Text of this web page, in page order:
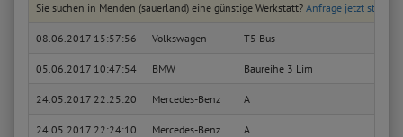
Sie suchen in Menden (sauerland) eine günstige Werkstatt? Anfrage jetzt stellen
08.06.2017 15:57:56 Volkswagen T5 Bus
05.06.2017 10:47:54 BMW Baureihe 3 Lim
24.05.2017 22:25:20 Mercedes-Benz A
24.05.2017 22:24:10 Mercedes-Benz A